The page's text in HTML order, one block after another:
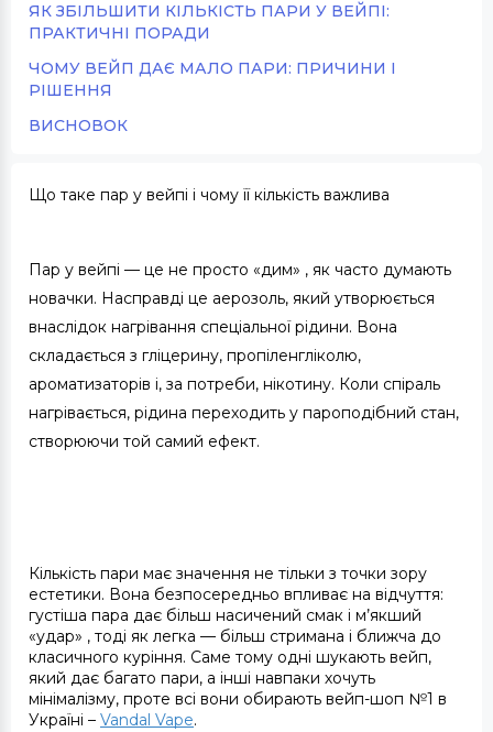
ЯК ЗБІЛЬШИТИ КІЛЬКІСТЬ ПАРИ У ВЕЙПІ:
ПРАКТИЧНІ ПОРАДИ
ЧОМУ ВЕЙП ДАЄ МАЛО ПАРИ: ПРИЧИНИ І
РІШЕННЯ
ВИСНОВОК
Що таке пар у вейпі і чому її кількість важлива
Пар у вейпі — це не просто «дим» , як часто думають
новачки. Насправді це аерозоль, який утворюється
внаслідок нагрівання спеціальної рідини. Вона
складається з гліцерину, пропіленгліколю,
ароматизаторів і, за потреби, нікотину. Коли спіраль
нагрівається, рідина переходить у пароподібний стан,
створюючи той самий ефект.
Кількість пари має значення не тільки з точки зору
естетики. Вона безпосередньо впливає на відчуття:
густіша пара дає більш насичений смак і м’якший
«удар» , тоді як легка — більш стримана і ближча до
класичного куріння. Саме тому одні шукають вейп,
який дає багато пари, а інші навпаки хочуть
мінімалізму, проте всі вони обирають вейп-шоп №1 в
Україні – Vandal Vape.